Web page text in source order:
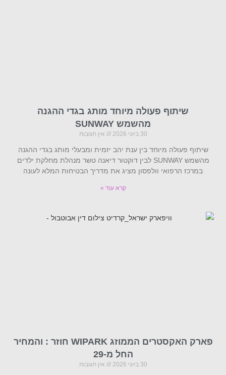
שיתוף פעולה מיוחד מותג בגדי ההגנה
מהשמש SUNWAY
30 ביוני 2026 אין תגובות
שיתוף פעולה מיוחד בין ענת יהב יזמית ומבעלי מותג בגדי ההגנה
מהשמש SUNWAY לבין דוקטור דיאנה טשר מנהלת מחלקת ילדים
במרכז הרפואי וולפסון מציג את מדריך הבטיחות המלא לעונה
קרא עוד »
פארק האקסטרים הממוזג WIPARK חוזר : והמחיר
החל מ-29
30 ביוני 2026 אין תגובות